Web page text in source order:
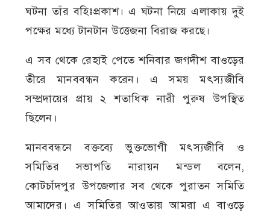
ঘটনা তাঁর বহিঃপ্রকাশ। এ ঘটনা নিয়ে এলাকায় দুই
পক্ষের মধ্যে টানটান উত্তেজনা বিরাজ করছে।
এ সব থেকে রেহাই পেতে শনিবার জগদীশ বাওড়ের
তীরে মানববন্ধন করেন। এ সময় মৎস্যজীবি
সম্প্রদায়ের প্রায় ২ শতাধিক নারী পুরুষ উপস্থিত
ছিলেন।
মানববন্ধনে বক্তব্যে ভুক্তভোগী মৎস্যজীবি ও
সমিতির সভাপতি নারায়ন মন্ডল বলেন,
কোটচাঁদপুর উপজেলার সব থেকে পুরাতন সমিতি
আমাদের। এ সমিতির আওতায় আমরা এ বাওড়ে